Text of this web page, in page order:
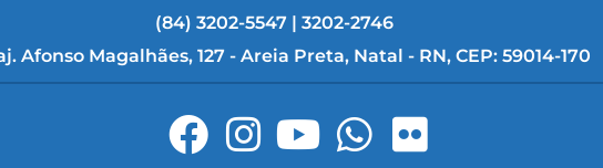
(84) 3202-5547 | 3202-2746
Afonso Magalhães, 127 - Areia Preta, Natal - RN, CEP: 59014-170